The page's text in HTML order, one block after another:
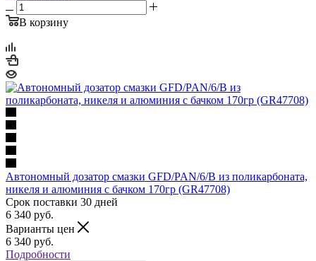
В корзину
Автономный дозатор смазки GFD/PAN/6/B из поликарбоната,
никеля и алюминия с бачком 170гр (GR47708)
Срок поставки 30 дней
6 340 руб.
Варианты цен
6 340 руб.
Подробности